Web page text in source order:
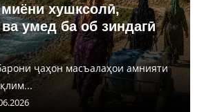
миёни хушксолӣ,
умед ба об зиндагӣ
ҷаҳон масъалаҳои амнияти